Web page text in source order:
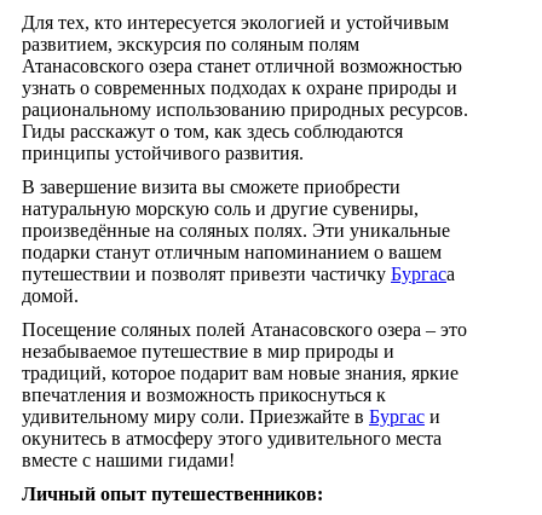
Для тех, кто интересуется экологией и устойчивым
развитием, экскурсия по соляным полям
Атанасовского озера станет отличной возможностью
узнать о современных подходах к охране природы и
рациональному использованию природных ресурсов.
Гиды расскажут о том, как здесь соблюдаются
принципы устойчивого развития.
В завершение визита вы сможете приобрести
натуральную морскую соль и другие сувениры,
произведённые на соляных полях. Эти уникальные
подарки станут отличным напоминанием о вашем
путешествии и позволят привезти частичку Бургаса
домой.
Посещение соляных полей Атанасовского озера – это
незабываемое путешествие в мир природы и
традиций, которое подарит вам новые знания, яркие
впечатления и возможность прикоснуться к
удивительному миру соли. Приезжайте в Бургас и
окунитесь в атмосферу этого удивительного места
вместе с нашими гидами!
Личный опыт путешественников: